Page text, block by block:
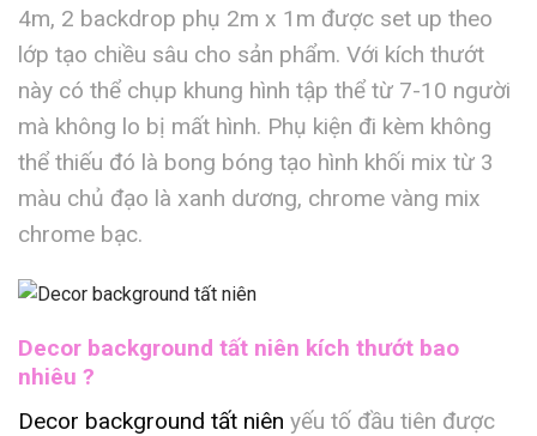
4m, 2 backdrop phụ 2m x 1m được set up theo
lớp tạo chiều sâu cho sản phẩm. Với kích thướt
này có thể chụp khung hình tập thể từ 7-10 người
mà không lo bị mất hình. Phụ kiện đi kèm không
thể thiếu đó là bong bóng tạo hình khối mix từ 3
màu chủ đạo là xanh dương, chrome vàng mix
chrome bạc.
Decor background tất niên kích thướt bao
nhiêu ?
Decor background tất niên yếu tố đầu tiên được